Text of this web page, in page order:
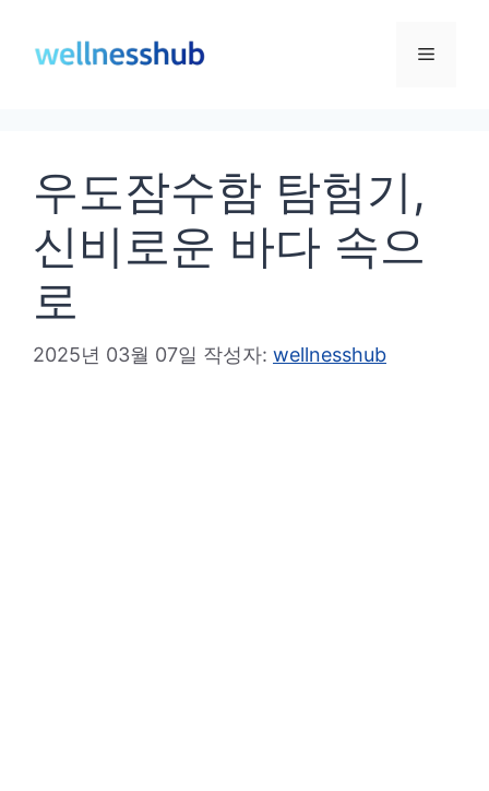
메
우도잠수함 탐험기,
신비로운 바다 속으
로
2025년 03월 07일 작성자: wellnesshub